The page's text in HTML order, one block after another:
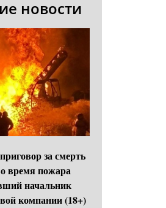
новости
за смерть
время пожара
начальник
компании (18+)